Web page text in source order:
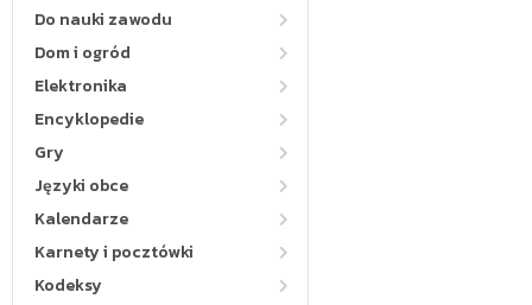
Do nauki zawodu
Dom i ogród
Elektronika
Encyklopedie
Gry
Języki obce
Kalendarze
Karnety i pocztówki
Kodeksy